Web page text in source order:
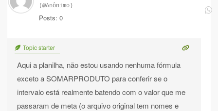
(@Anônimo)
Posts: 0
Topic starter
Aqui a planilha, não estou usando nenhuma fórmula
exceto a SOMARPRODUTO para conferir se o
intervalo está realmente batendo com o valor que me
passaram de meta (o arquivo original tem nomes e